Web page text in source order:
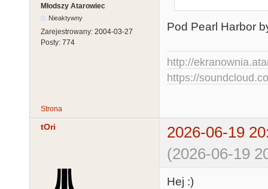
Młodszy Atarowiec
Nieaktywny
Zarejestrowany: 2004-03-27
Posty: 774
Pod Pearl Harbor
http://
https://
Strona
tOri
2026-06-19
(2026-06-19
Hej :)